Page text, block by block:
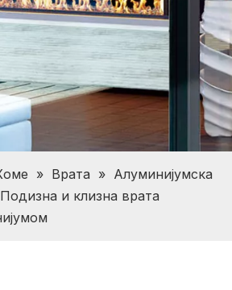
» Врата » Алуминијумска
Подизна и клизна врата